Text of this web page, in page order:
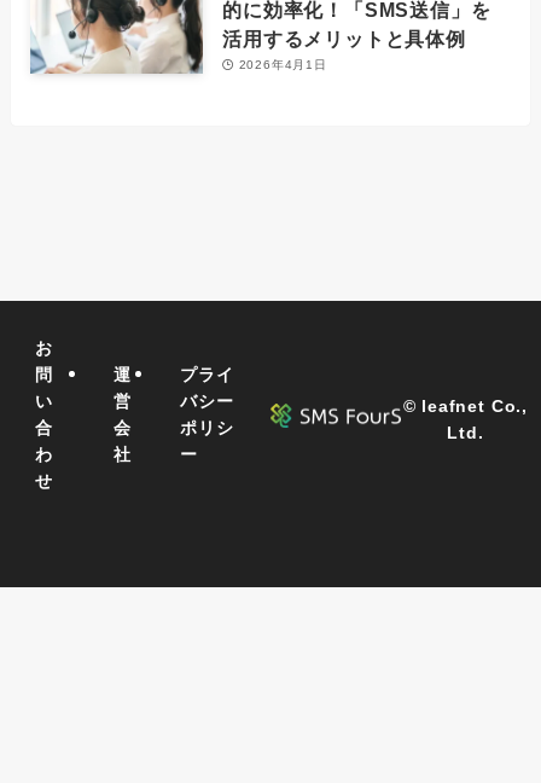
的に効率化！「SMS送信」を
活用するメリットと具体例
2026年4月1日
お
問
い
合
わ
せ
運
営
会
社
プライ
バシー
ポリシ
ー
© leafnet Co.,
Ltd.